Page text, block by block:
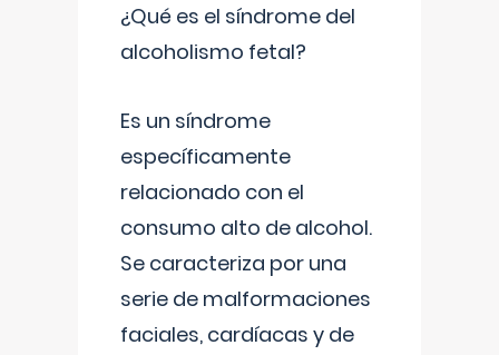
¿Qué es el síndrome del
alcoholismo fetal?
Es un síndrome
específicamente
relacionado con el
consumo alto de alcohol.
Se caracteriza por una
serie de malformaciones
faciales, cardíacas y de